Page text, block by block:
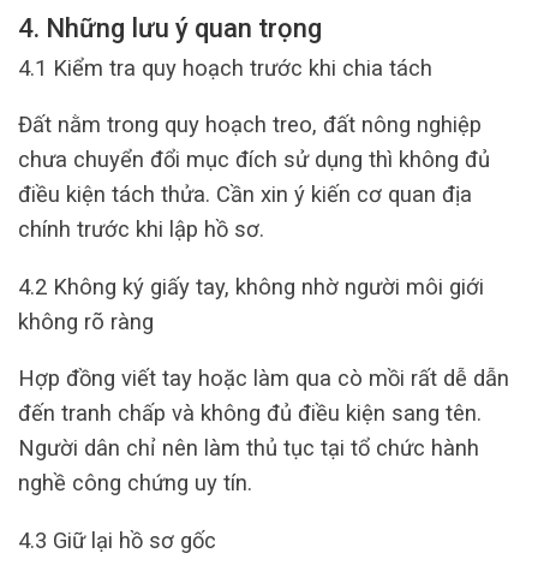
4. Những lưu ý quan trọng
4.1 Kiểm tra quy hoạch trước khi chia tách
Đất nằm trong quy hoạch treo, đất nông nghiệp
chưa chuyển đổi mục đích sử dụng thì không đủ
điều kiện tách thửa. Cần xin ý kiến cơ quan địa
chính trước khi lập hồ sơ.
4.2 Không ký giấy tay, không nhờ người môi giới
không rõ ràng
Hợp đồng viết tay hoặc làm qua cò mồi rất dễ dẫn
đến tranh chấp và không đủ điều kiện sang tên.
Người dân chỉ nên làm thủ tục tại tổ chức hành
nghề công chứng uy tín.
4.3 Giữ lại hồ sơ gốc